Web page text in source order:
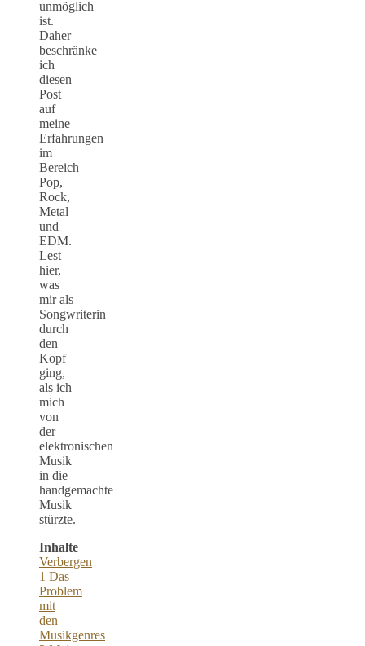
unmöglich
ist.
Daher
beschränke
ich
diesen
Post
auf
meine
Erfahrungen
im
Bereich
Pop,
Rock,
Metal
und
EDM.
Lest
hier,
was
mir als
Songwriterin
durch
den
Kopf
ging,
als ich
mich
von
der
elektronischen
Musik
in die
handgemachte
Musik
stürzte.
Inhalte
Verbergen
1 Das
Problem
mit
den
Musikgenres